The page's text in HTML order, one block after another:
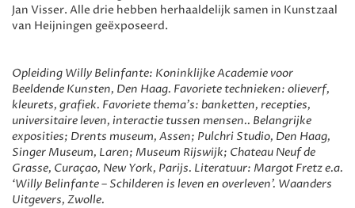
Jan Visser. Alle drie hebben herhaaldelijk samen in Kunstzaal
van Heijningen geëxposeerd.
Opleiding Willy Belinfante: Koninklijke Academie voor
Beeldende Kunsten, Den Haag. Favoriete technieken: olieverf,
kleurets, grafiek. Favoriete thema’s: banketten, recepties,
universitaire leven, interactie tussen mensen.. Belangrijke
exposities; Drents museum, Assen; Pulchri Studio, Den Haag,
Singer Museum, Laren; Museum Rijswijk; Chateau Neuf de
Grasse, Curaçao, New York, Parijs. Literatuur: Margot Fretz e.a.
‘Willy Belinfante – Schilderen is leven en overleven’. Waanders
Uitgevers, Zwolle.